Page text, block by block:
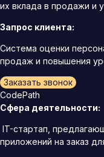
их вклада в продажи и
Запрос клиента:
Система оценки
продаж и повышения
Заказать звонок
CodePath
Сфера деятельности:
IT-стартап,
приложений на заказ